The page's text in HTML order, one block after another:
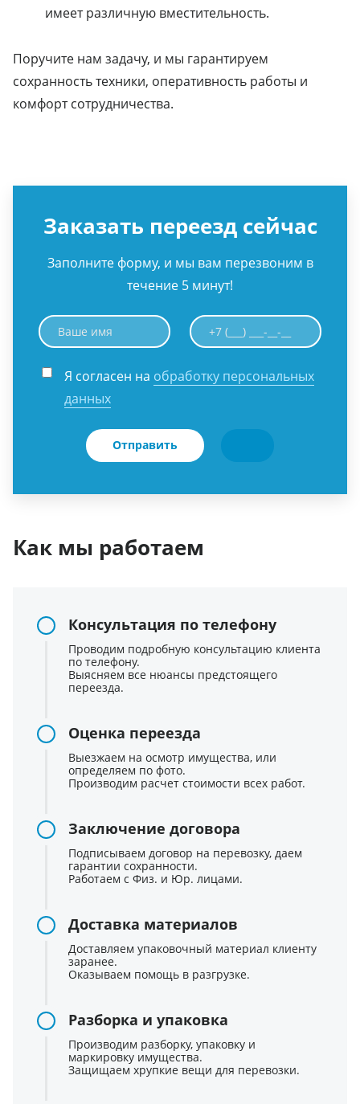
имеет различную вместительность.
Поручите нам задачу, и мы гарантируем
сохранность техники, оперативность работы и
комфорт сотрудничества.
Заказать переезд сейчас
Заполните форму, и мы вам перезвоним в
течение 5 минут!
Я согласен на обработку персональных
данных
Отправить
Как мы работаем
Консультация по телефону
Проводим подробную консультацию клиента
по телефону.
Выясняем все нюансы предстоящего
переезда.
Оценка переезда
Выезжаем на осмотр имущества, или
определяем по фото.
Производим расчет стоимости всех работ.
Заключение договора
Подписываем договор на перевозку, даем
гарантии сохранности.
Работаем с Физ. и Юр. лицами.
Доставка материалов
Доставляем упаковочный материал клиенту
заранее.
Оказываем помощь в разгрузке.
Разборка и упаковка
Производим разборку, упаковку и
маркировку имущества.
Защищаем хрупкие вещи для перевозки.